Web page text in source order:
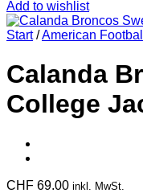
Add to wishlist
Start /American Football
Calanda
College
CHF 69.00 inkl. MwSt.